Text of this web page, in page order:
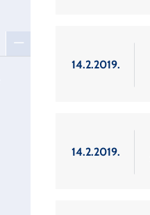
14.2.2019.
14.2.2019.